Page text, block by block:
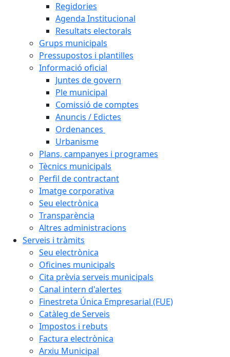
Regidories
Agenda Institucional
Resultats electorals
Grups municipals
Pressupostos i plantilles
Informació oficial
Juntes de govern
Ple municipal
Comissió de comptes
Anuncis / Edictes
Ordenances
Urbanisme
Plans, campanyes i programes
Tècnics municipals
Perfil de contractant
Imatge corporativa
Seu electrònica
Transparència
Altres administracions
Serveis i tràmits
Seu electrònica
Oficines municipals
Cita prèvia serveis municipals
Canal intern d'alertes
Finestreta Única Empresarial (FUE)
Catàleg de Serveis
Impostos i rebuts
Factura electrònica
Arxiu Municipal